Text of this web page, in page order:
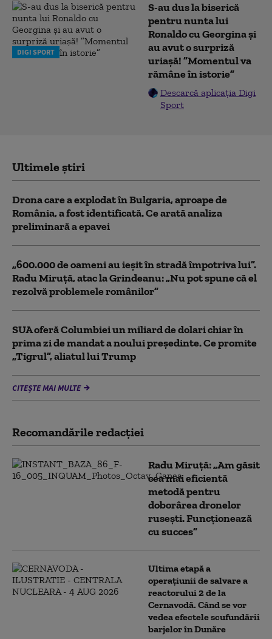
DIGI SPORT
S-au dus la biserică
pentru nunta lui
Ronaldo cu Georgina și
au avut o surpriză
uriașă! ”Momentul va
rămâne în istorie”
Descarcă aplicația Digi
Sport
Ultimele știri
Drona care a explodat în Bulgaria, aproape de
România, a fost identificată. Ce arată analiza
preliminară a epavei
„600.000 de oameni au ieșit în stradă împotriva lui”.
Radu Miruță, atac la Grindeanu: „Nu pot spune că el
rezolvă problemele românilor”
SUA oferă Columbiei un miliard de dolari chiar în
prima zi de mandat a noului președinte. Ce promite
„Tigrul”, aliatul lui Trump
CITEȘTE MAI MULTE
Recomandările redacţiei
Radu Miruță: „Am găsit
cea mai eficientă
metodă pentru
doborârea dronelor
rusești. Funcționează
cu succes”
Ultima etapă a
operațiunii de salvare a
reactorului 2 de la
Cernavodă. Când se vor
vedea efectele scufundării
barjelor în Dunăre